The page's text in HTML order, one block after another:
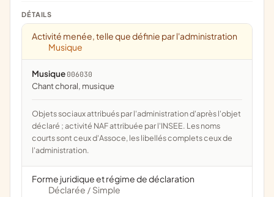
DÉTAILS
Activité menée, telle que définie par l'administration
Musique
Musique 006030
chant choral, musique
Objets sociaux attribués par l'administration d'après l'objet
déclaré ; activité NAF attribuée par l'INSEE. Les noms
courts sont ceux d'Assoce, les libellés complets ceux de
l'administration.
Forme juridique et régime de déclaration
Déclarée / Simple